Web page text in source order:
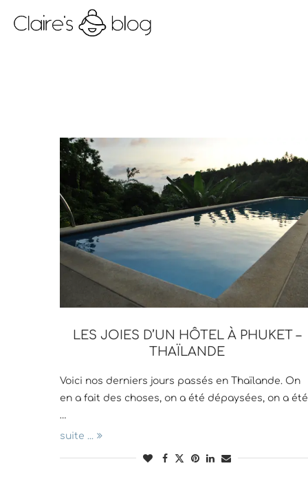
LES JOIES D’UN HÔTEL À PHUKET –
THAÏLANDE
Voici nos derniers jours passés en Thaïlande. On
en a fait des choses, on a été dépaysées, on a été
…
suite ...